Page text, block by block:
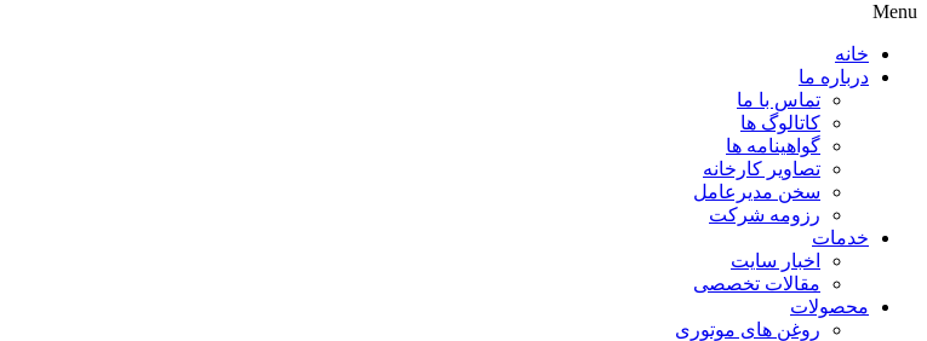
Menu
خانه
درباره ما
تماس با ما
کاتالوگ ها
گواهینامه ها
تصاویر کارخانه
سخن مدیرعامل
رزومه شرکت
خدمات
اخبار سایت
مقالات تخصصی
محصولات
روغن های موتوری